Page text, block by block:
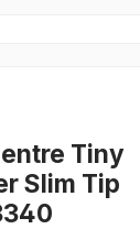
Tiny
Slim Tip